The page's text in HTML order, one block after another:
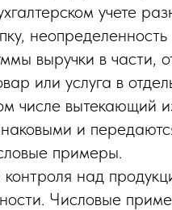
учете
выручки в части,
или услуга в
числе вытекающий
и
примеры.
над
Числовые